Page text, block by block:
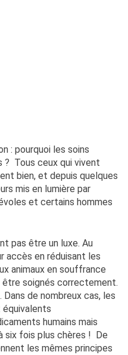
: pourquoi les soins
? Tous ceux qui vivent
bien, et depuis quelques
mis en lumière par
et certains hommes
pas être un luxe. Au
accès en réduisant les
animaux en souffrance
soignés correctement.
de nombreux cas, les
humains mais
six fois plus chères ! De
les mêmes principes